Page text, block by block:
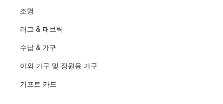
조명
러그 & 패브릭
수납 & 가구
야외 가구 및 정원용 가구
기프트 카드